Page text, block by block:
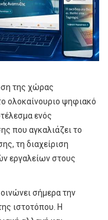
της χώρας
ολοκαίνουριο ψηφιακό
ενός
που αγκαλιάζει το
τη διαχείριση
εργαλείων στους
σήμερα την
ιστοτόπου. Η